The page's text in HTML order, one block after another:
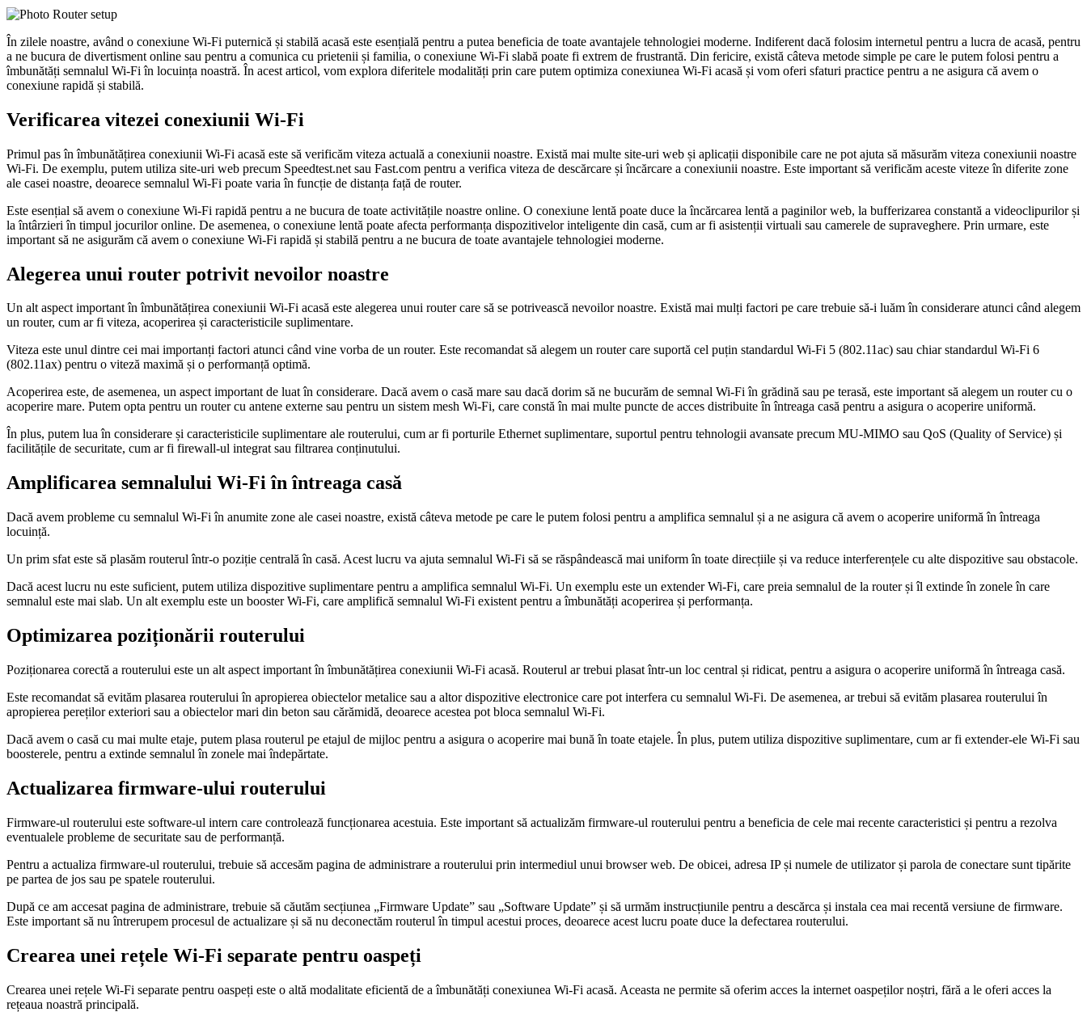
În zilele noastre, având o conexiune Wi-Fi puternică și stabilă acasă este esențială pentru a putea beneficia de toate avantajele tehnologiei moderne. Indiferent dacă folosim internetul pentru a lucra de acasă, pentru
a ne bucura de divertisment online sau pentru a comunica cu prietenii și familia, o conexiune Wi-Fi slabă poate fi extrem de frustrantă. Din fericire, există câteva metode simple pe care le putem folosi pentru a
îmbunătăți semnalul Wi-Fi în locuința noastră. În acest articol, vom explora diferitele modalități prin care putem optimiza conexiunea Wi-Fi acasă și vom oferi sfaturi practice pentru a ne asigura că avem o
conexiune rapidă și stabilă.
Verificarea vitezei conexiunii Wi-Fi
Primul pas în îmbunătățirea conexiunii Wi-Fi acasă este să verificăm viteza actuală a conexiunii noastre. Există mai multe site-uri web și aplicații disponibile care ne pot ajuta să măsurăm viteza conexiunii noastre
Wi-Fi. De exemplu, putem utiliza site-uri web precum Speedtest.net sau Fast.com pentru a verifica viteza de descărcare și încărcare a conexiunii noastre. Este important să verificăm aceste viteze în diferite zone
ale casei noastre, deoarece semnalul Wi-Fi poate varia în funcție de distanța față de router.
Este esențial să avem o conexiune Wi-Fi rapidă pentru a ne bucura de toate activitățile noastre online. O conexiune lentă poate duce la încărcarea lentă a paginilor web, la bufferizarea constantă a videoclipurilor și
la întârzieri în timpul jocurilor online. De asemenea, o conexiune lentă poate afecta performanța dispozitivelor inteligente din casă, cum ar fi asistenții virtuali sau camerele de supraveghere. Prin urmare, este
important să ne asigurăm că avem o conexiune Wi-Fi rapidă și stabilă pentru a ne bucura de toate avantajele tehnologiei moderne.
Alegerea unui router potrivit nevoilor noastre
Un alt aspect important în îmbunătățirea conexiunii Wi-Fi acasă este alegerea unui router care să se potrivească nevoilor noastre. Există mai mulți factori pe care trebuie să-i luăm în considerare atunci când alegem
un router, cum ar fi viteza, acoperirea și caracteristicile suplimentare.
Viteza este unul dintre cei mai importanți factori atunci când vine vorba de un router. Este recomandat să alegem un router care suportă cel puțin standardul Wi-Fi 5 (802.11ac) sau chiar standardul Wi-Fi 6
(802.11ax) pentru o viteză maximă și o performanță optimă.
Acoperirea este, de asemenea, un aspect important de luat în considerare. Dacă avem o casă mare sau dacă dorim să ne bucurăm de semnal Wi-Fi în grădină sau pe terasă, este important să alegem un router cu o
acoperire mare. Putem opta pentru un router cu antene externe sau pentru un sistem mesh Wi-Fi, care constă în mai multe puncte de acces distribuite în întreaga casă pentru a asigura o acoperire uniformă.
În plus, putem lua în considerare și caracteristicile suplimentare ale routerului, cum ar fi porturile Ethernet suplimentare, suportul pentru tehnologii avansate precum MU-MIMO sau QoS (Quality of Service) și
facilitățile de securitate, cum ar fi firewall-ul integrat sau filtrarea conținutului.
Amplificarea semnalului Wi-Fi în întreaga casă
Dacă avem probleme cu semnalul Wi-Fi în anumite zone ale casei noastre, există câteva metode pe care le putem folosi pentru a amplifica semnalul și a ne asigura că avem o acoperire uniformă în întreaga
locuință.
Un prim sfat este să plasăm routerul într-o poziție centrală în casă. Acest lucru va ajuta semnalul Wi-Fi să se răspândească mai uniform în toate direcțiile și va reduce interferențele cu alte dispozitive sau obstacole.
Dacă acest lucru nu este suficient, putem utiliza dispozitive suplimentare pentru a amplifica semnalul Wi-Fi. Un exemplu este un extender Wi-Fi, care preia semnalul de la router și îl extinde în zonele în care
semnalul este mai slab. Un alt exemplu este un booster Wi-Fi, care amplifică semnalul Wi-Fi existent pentru a îmbunătăți acoperirea și performanța.
Optimizarea poziționării routerului
Poziționarea corectă a routerului este un alt aspect important în îmbunătățirea conexiunii Wi-Fi acasă. Routerul ar trebui plasat într-un loc central și ridicat, pentru a asigura o acoperire uniformă în întreaga casă.
Este recomandat să evităm plasarea routerului în apropierea obiectelor metalice sau a altor dispozitive electronice care pot interfera cu semnalul Wi-Fi. De asemenea, ar trebui să evităm plasarea routerului în
apropierea pereților exteriori sau a obiectelor mari din beton sau cărămidă, deoarece acestea pot bloca semnalul Wi-Fi.
Dacă avem o casă cu mai multe etaje, putem plasa routerul pe etajul de mijloc pentru a asigura o acoperire mai bună în toate etajele. În plus, putem utiliza dispozitive suplimentare, cum ar fi extender-ele Wi-Fi sau
boosterele, pentru a extinde semnalul în zonele mai îndepărtate.
Actualizarea firmware-ului routerului
Firmware-ul routerului este software-ul intern care controlează funcționarea acestuia. Este important să actualizăm firmware-ul routerului pentru a beneficia de cele mai recente caracteristici și pentru a rezolva
eventualele probleme de securitate sau de performanță.
Pentru a actualiza firmware-ul routerului, trebuie să accesăm pagina de administrare a routerului prin intermediul unui browser web. De obicei, adresa IP și numele de utilizator și parola de conectare sunt tipărite
pe partea de jos sau pe spatele routerului.
După ce am accesat pagina de administrare, trebuie să căutăm secțiunea „Firmware Update” sau „Software Update” și să urmăm instrucțiunile pentru a descărca și instala cea mai recentă versiune de firmware.
Este important să nu întrerupem procesul de actualizare și să nu deconectăm routerul în timpul acestui proces, deoarece acest lucru poate duce la defectarea routerului.
Crearea unei rețele Wi-Fi separate pentru oaspeți
Crearea unei rețele Wi-Fi separate pentru oaspeți este o altă modalitate eficientă de a îmbunătăți conexiunea Wi-Fi acasă. Aceasta ne permite să oferim acces la internet oaspeților noștri, fără a le oferi acces la
rețeaua noastră principală.